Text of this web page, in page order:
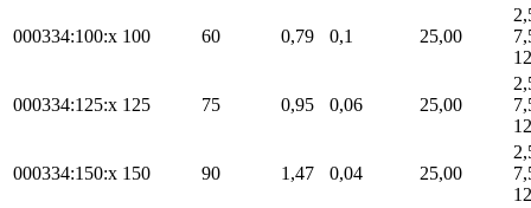
000334:100:x 100 60 0,79 0,1 25,00
000334:125:x 125 75 0,95 0,06 25,00
000334:150:x 150 90 1,47 0,04 25,00